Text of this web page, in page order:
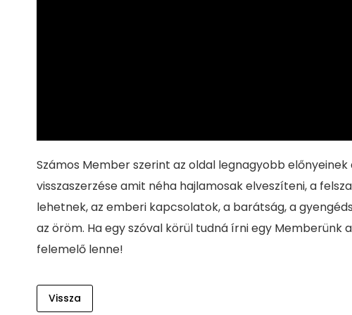
Számos Member szerint az oldal legnagyobb
visszaszerzése amit néha hajlamosak elveszíteni, a
lehetnek, az emberi kapcsolatok, a barátság, a
az öröm. Ha egy szóval körül tudná írni egy Memberünk
felemelő lenne!
Vissza